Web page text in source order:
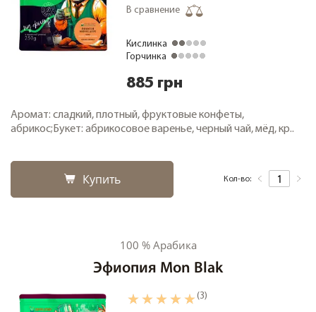
В сравнение
Кислинка
Горчинка
885 грн
Аромат: сладкий, плотный, фруктовые конфеты,
абрикос;Букет: абрикосовое варенье, черный чай, мёд, кр..
Купить Кол-во:
100 % Арабика
Эфиопия Mon Blak
(3)